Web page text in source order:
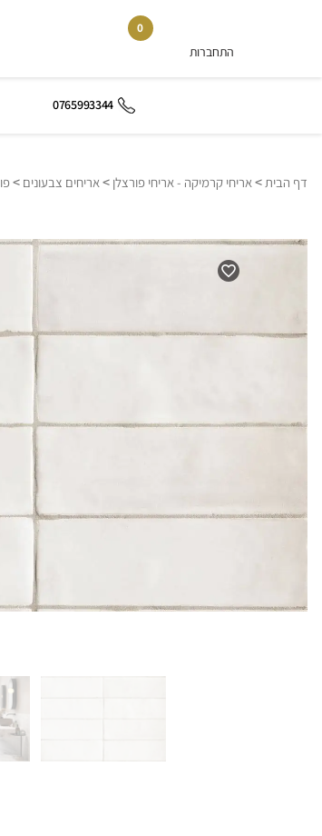
התחברות
0
0765993344
דף הבית>אריחי קרמיקה - אריחי פורצלן >אריחים צבעונים >